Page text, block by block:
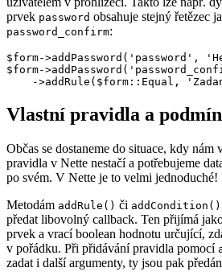
prvek password obsahuje stejný řetězec
password_confirm:
$form->addPassword('password',
$form-
Vlastní pravidla a
Občas se dostaneme do situace, kdy nám
pravidla v Nette nestačí a potřebujeme
po svém. V Nette je to velmi jednoduché!
Metodám addRule() či addCondition()
předat libovolný callback. Ten přijímá
prvek a vrací boolean hodnotu určující,
v pořádku. Při přidávání pravidla pomocí
zadat i další argumenty, ty jsou pak